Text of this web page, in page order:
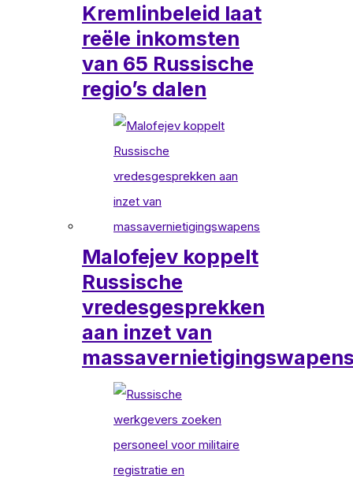
Kremlinbeleid laat
reële inkomsten
van 65 Russische
regio’s dalen
Malofejev koppelt
Russische
vredesgesprekken
aan inzet van